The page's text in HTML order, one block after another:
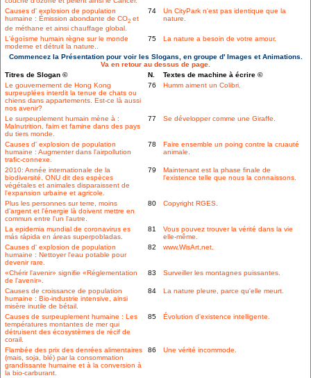
Causes d' explosion de population
humaine : Émission abondante de CO2 et
de méthane et ainsi chauffage global.
74
Un CityPark n'est pas identique que la
nature.
L'égoïsme humain règne sur le monde
moderne et détruit la nature..
75 La nature a besoin de votre amour.
Commencez la Présentation pour voir les Slogans, en groupe d' Images et Animations.
Va en retour au dessus de page.
Titres de Slogan ©
N.
Textes de machine à écrire ©
Le gouvernement de Hong Kong
surpeuplées interdit la tenue de chats ou
chiens dans appartements. Est-ce là aussi
nos avenir?
76 Humm aiment un Colibri.
Le surpeuplement humain mène à :
Malnutrition, faim et famine dans des pays
du tiers monde.
77 Se développer comme une Giraffe.
Causes d' explosion de population
humaine : Augmenter dans l'airpollution
trafic-connexe.
78
Faire ensemble un poing contre la cruauté
animale.
2010: Année internationale de la
biodiversité. ONU dit des espèces
végétales et animales disparaissent de
l'expansion urbaine et agricole.
79
Maintenant est la phase finale de
l'existence telle que nous la connaissons.
Plus les personnes sur terre, moins
d'argent et l'énergie là doivent mettre en
commun entre l'un l'autre.
80 Copyright RGES.
La epidemia mundial de coronavirus es
más rápida en áreas superpobladas.
81
Vous pouvez trouver la vérité dans la vie
elle-même.
Causes d' explosion de population
humaine : Nettoyer l'eau potable pour
devenir rare.
82 www.WisArt.net.
«Chérir l'avenir» signifie «Réglementation
de l'avenir».
83 Surveiller les montagnes puissantes.
Causes de croissance de population
humaine : Bio-industrie intensive, ainsi
misère inutile de bétail.
84 La nature pleure, parce qu'elle meurt.
Causes de surpeuplement humaine : Les
températures montantes de mer qui
détruisent des écosystèmes de récif de
corail.
85 Évolution d'existence intelligente.
Flambée des prix des denrées alimentaires
(mais, soja, blé) par la consommation
grandissante humaine et à la conversion à
la bio-carburant.
86 Une vérité incommode.